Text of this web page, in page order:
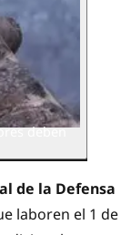
deben
de la Defensa
laboren el 1 de